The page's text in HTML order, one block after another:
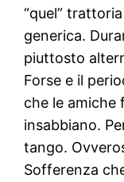
“quel”
generica.
piuttosto
Forse e il
che le amiche
insabbiano.
tango.
Sofferenza